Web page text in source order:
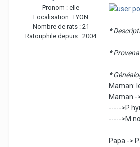
Pronom : elle
Localisation : LYON
Nombre de rats : 21
Ratouphile depuis : 2004
*
*
*
Maman:
Maman -
----->P
----->M
Papa ->